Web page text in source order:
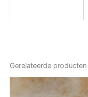
Gerelateerde producten